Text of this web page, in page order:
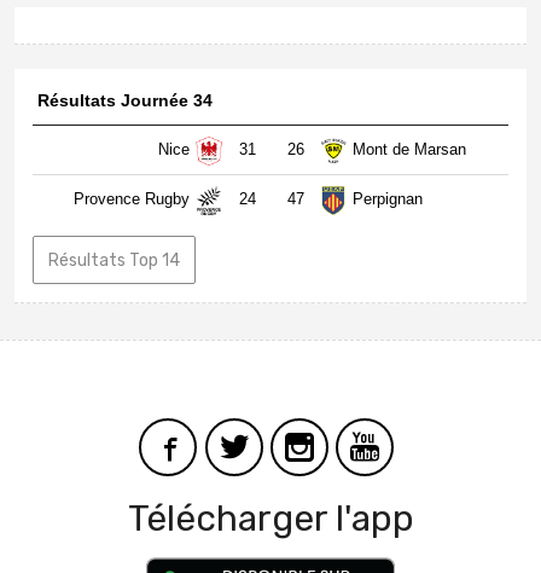
Résultats Journée 34
Nice 31 26 Mont de Marsan
Provence Rugby 24 47 Perpignan
Résultats Top 14
Télécharger l'app